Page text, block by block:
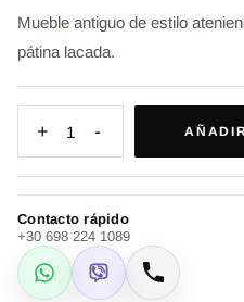
Mueble antiguo de estilo
pátina lacada.
+ 1 -
Contacto rápido
+30 698 224 1089
WhatsApp
Viber Llamar